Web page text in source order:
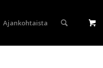
Ajankohtaista